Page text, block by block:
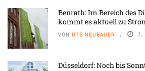
Benrath: Im Bereich des
kommt es aktuell zu
VON UTE NEUBAUER 7.
Düsseldorf: Noch bis